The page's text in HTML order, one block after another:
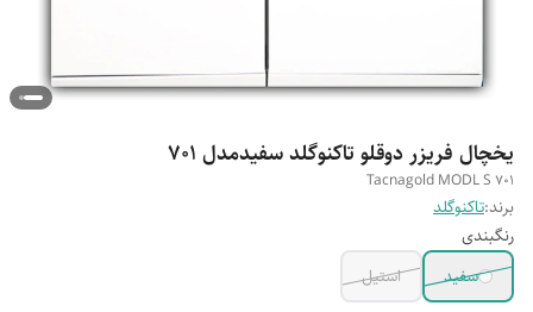
یخچال فریزر دوقلو تاکنوگلد سفیدمدل 701
Tacnagold MODL S 701
برند:تاکنوگلد
رنگبندی
سفید
استیل